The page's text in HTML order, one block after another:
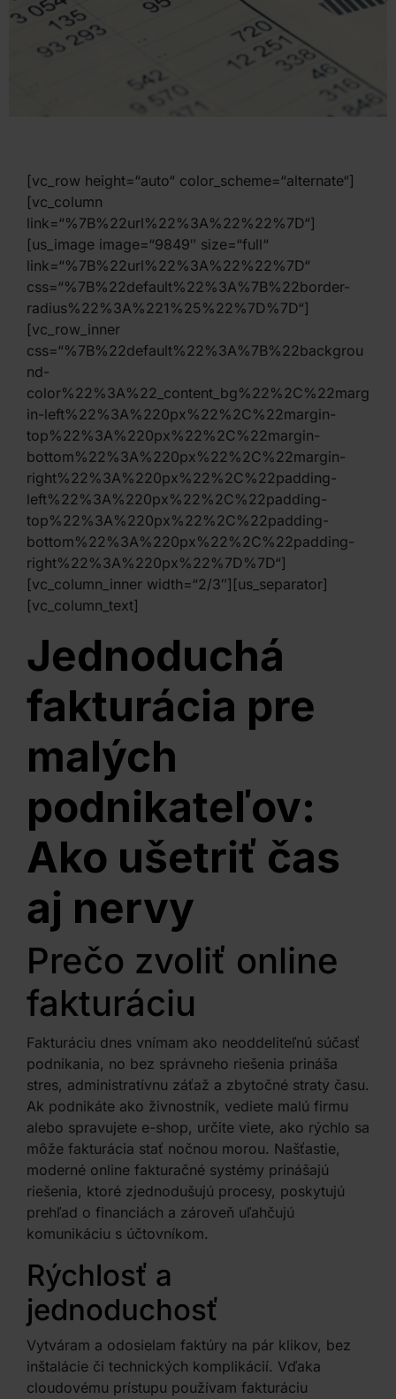
[vc_row height=“auto“ color_scheme=“alternate“]
[vc_column
link=“%7B%22url%22%3A%22%22%7D“]
[us_image image=“9849″ size=“full“
link=“%7B%22url%22%3A%22%22%7D“
css=“%7B%22default%22%3A%7B%22border-
radius%22%3A%221%25%22%7D%7D“]
[vc_row_inner
css=“%7B%22default%22%3A%7B%22backgrou
nd-
color%22%3A%22_content_bg%22%2C%22marg
in-left%22%3A%220px%22%2C%22margin-
top%22%3A%220px%22%2C%22margin-
bottom%22%3A%220px%22%2C%22margin-
right%22%3A%220px%22%2C%22padding-
left%22%3A%220px%22%2C%22padding-
top%22%3A%220px%22%2C%22padding-
bottom%22%3A%220px%22%2C%22padding-
right%22%3A%220px%22%7D%7D“]
[vc_column_inner width=“2/3″][us_separator]
[vc_column_text]
Jednoduchá
fakturácia pre
malých
podnikateľov:
Ako ušetriť čas
aj nervy
Prečo zvoliť online
fakturáciu
Fakturáciu dnes vnímam ako neoddeliteľnú súčasť
podnikania, no bez správneho riešenia prináša
stres, administratívnu záťaž a zbytočné straty času.
Ak podnikáte ako živnostník, vediete malú firmu
alebo spravujete e-shop, určite viete, ako rýchlo sa
môže fakturácia stať nočnou morou. Našťastie,
moderné online fakturačné systémy prinášajú
riešenia, ktoré zjednodušujú procesy, poskytujú
prehľad o financiách a zároveň uľahčujú
komunikáciu s účtovníkom.
Rýchlosť a
jednoduchosť
Vytváram a odosielam faktúry na pár klikov, bez
inštalácie či technických komplikácií. Vďaka
cloudovému prístupu používam fakturáciu